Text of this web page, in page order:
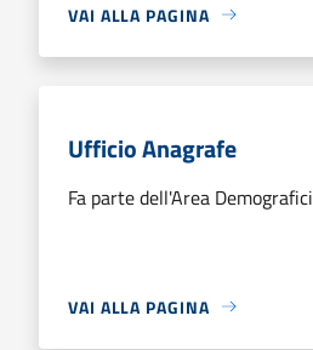
VAI ALLA PAGINA
Ufficio Anagrafe
Fa parte dell'Area Demografici
VAI ALLA PAGINA